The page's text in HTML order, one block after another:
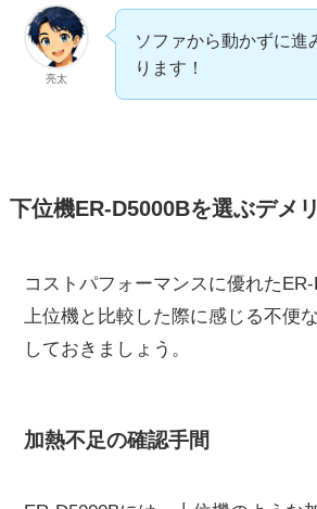
亮太
ソファから動かずに進
ります！
下位機ER-D5000Bを選ぶデメ
コストパフォーマンスに優れたER-
上位機と比較した際に感じる不便
しておきましょう。
加熱不足の確認手間